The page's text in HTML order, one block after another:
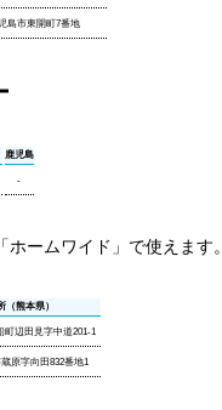
島市東開町7番地
鹿児島
-
ームワイド」で使えます。
（熊本県）
町辺田見字中道201-1
原字向田832番地1